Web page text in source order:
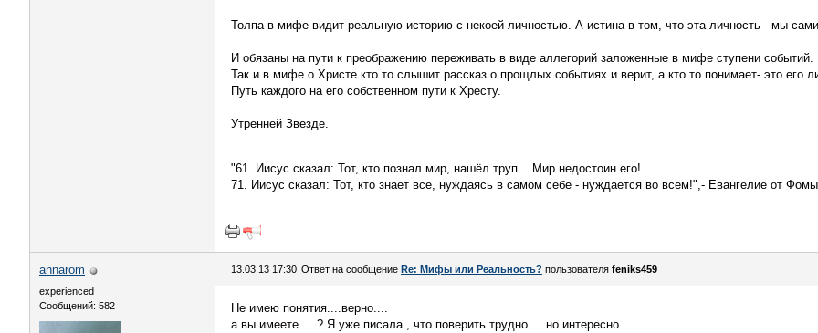
Толпа в мифе видит реальную историю с некоей личностью. А истина в том, что эта личность - мы
И обязаны на пути к преображению переживать в виде аллегорий заложенные в мифе ступени событий.
Так и в мифе о Христе кто то слышит рассказ о прощлых событиях и верит, а кто то понимает- это его
Путь каждого на его собственном пути к Хресту.
Утренней Звезде.
"61. Иисус сказал: Тот, кто познал мир, нашёл труп... Мир недостоин его!
71. Иисус сказал: Тот, кто знает все, нуждаясь в самом себе - нуждается во всем!",- Евангелие от
annarom
experienced
Сообщений: 582
13.03.13 17:30 Ответ на сообщение Re: Мифы или Реальность? пользователя feniks459
Не имею понятия....верно....
а вы имеете ....? Я уже писала , что поверить трудно.....но интересно....